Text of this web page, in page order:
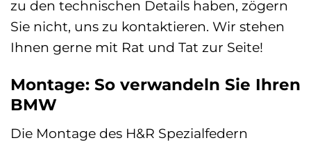
zu den technischen Details haben, zögern
Sie nicht, uns zu kontaktieren. Wir stehen
Ihnen gerne mit Rat und Tat zur Seite!
Montage: So verwandeln Sie Ihren
BMW
Die Montage des H&R Spezialfedern